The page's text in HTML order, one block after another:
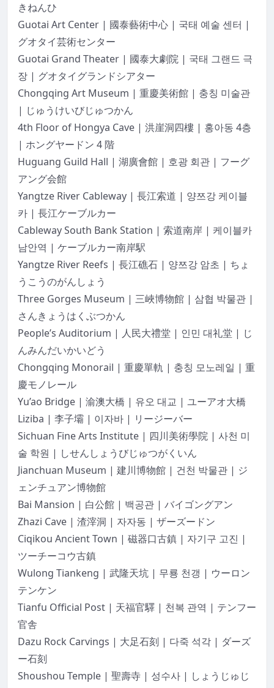
きねんひ
Guotai Art Center | 國泰藝術中心 | 국태 예술 센터 |
グオタイ芸術センター
Guotai Grand Theater | 國泰大劇院 | 국태 그랜드 극
장 | グオタイグランドシアター
Chongqing Art Museum | 重慶美術館 | 충칭 미술관
| じゅうけいびじゅつかん
4th Floor of Hongya Cave | 洪崖洞四樓 | 홍아동 4층
| ホングヤードン 4 階
Huguang Guild Hall | 湖廣會館 | 호광 회관 | フーグ
アング会館
Yangtze River Cableway | 長江索道 | 양쯔강 케이블
카 | 長江ケーブルカー
Cableway South Bank Station | 索道南岸 | 케이블카
남안역 | ケーブルカー南岸駅
Yangtze River Reefs | 長江礁石 | 양쯔강 암초 | ちょ
うこうのがんしょう
Three Gorges Museum | 三峽博物館 | 삼협 박물관 |
さんきょうはくぶつかん
People’s Auditorium | 人民大禮堂 | 인민 대礼堂 | じ
んみんだいかいどう
Chongqing Monorail | 重慶單軌 | 충칭 모노레일 | 重
慶モノレール
Yu’ao Bridge | 渝澳大橋 | 유오 대교 | ユーアオ大橋
Liziba | 李子壩 | 이자바 | リージーバー
Sichuan Fine Arts Institute | 四川美術學院 | 사천 미
술 학원 | しせんしょうびじゅつがくいん
Jianchuan Museum | 建川博物館 | 건천 박물관 | ジ
ェンチュアン博物館
Bai Mansion | 白公館 | 백공관 | バイゴングアン
Zhazi Cave | 渣滓洞 | 자자동 | ザーズードン
Ciqikou Ancient Town | 磁器口古鎮 | 자기구 고진 |
ツーチーコウ古鎮
Wulong Tiankeng | 武隆天坑 | 무룡 천갱 | ウーロン
テンケン
Tianfu Official Post | 天福官驛 | 천복 관역 | テンフー
官舎
Dazu Rock Carvings | 大足石刻 | 다죽 석각 | ダーズ
ー石刻
Shoushou Temple | 聖壽寺 | 성수사 | しょうじゅじ